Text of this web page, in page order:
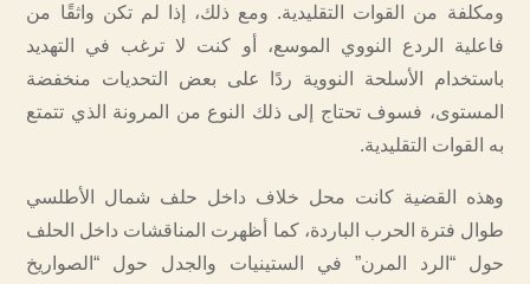
ومكلفة من القوات التقليدية. ومع ذلك، إذا لم تكن واثقًا من
فاعلية الردع النووي الموسع، أو كنت لا ترغب في التهديد
باستخدام الأسلحة النووية ردًا على بعض التحديات منخفضة
المستوى، فسوف تحتاج إلى ذلك النوع من المرونة الذي تتمتع
به القوات التقليدية.
وهذه القضية كانت محل خلاف داخل حلف شمال الأطلسي
طوال فترة الحرب الباردة، كما أظهرت المناقشات داخل الحلف
حول “الرد المرن” في الستينيات والجدل حول “الصواريخ